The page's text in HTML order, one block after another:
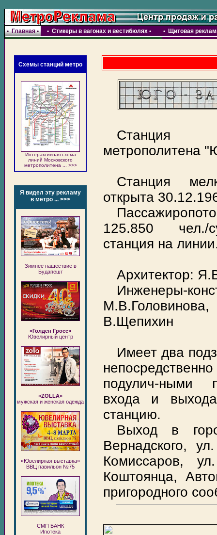
•Главная• • Стикеры в вагонах и вестибюлях • • Щитовая
Схемы станций метро
Интерактивная схема
линий Московского
метрополитена ... >>>
Я видел эту рекламу
в метро ... >>>
Зимнее нашествие в
Будапешт
«Голден Гросс»
Ювелирный центр
«ZOLLA»
мужская и женская одежда
«Ювелирная выставка»
ВВЦ павильон №75
СМП БАНК
Ипотека
Станция
метрополитена
Станция
открыта
125.850 чел./
станция на
Архитектор:
Инженеры-
В.Щепихин
Имеет два
подулич-ными
входа и
станцию.
Выход в
Вернадского,
Комиссаров,
Коштоянца,
пригородного